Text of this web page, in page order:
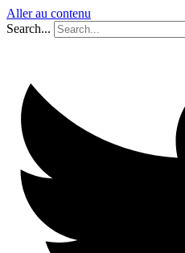
Aller au contenu
Search...